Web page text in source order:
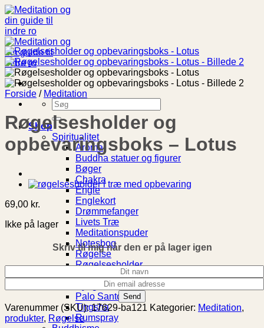
Fortsæt
til
indhold
Søg
efter:
Shop
Spiritualitet
Aroma
Buddha statuer og figurer
Bøger
Chakra
Engle
Englekort
Drømmefanger
Livets Træ
Meditationspuder
Notesbog
Røgelse
Røgelsesholder
Saltlamper
Syngeskål
Palo Santo
Tingsha
Rumspray
Forside / Meditation
Røgelsesholder og
opbevaringsboks – Lotus
69,00 kr.
Ikke på lager
Skriv til mig når den er på lager igen
Varenummer (SKU):17629-ba121 Kategorier: Meditation,
produkter, Røgelse